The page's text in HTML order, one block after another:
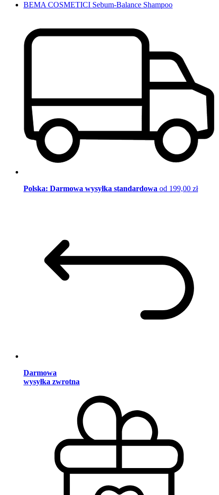
BEMA COSMETICI Sebum-Balance Shampoo
Polska: Darmowa wysyłka standardowa od 199,00 zł
Darmowa
wysyłka zwrotna